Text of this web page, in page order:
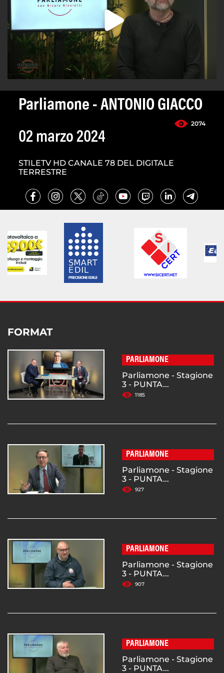
Parliamone - ANTONIO GIACCO
2074
02 marzo 2024
STILETV HD CANALE 78 DEL DIGITALE
TERRESTRE
FORMAT
PARLIAMONE
Parliamone - Stagione
3 - PUNTA...
1185
PARLIAMONE
Parliamone - Stagione
3 - PUNTA...
927
PARLIAMONE
Parliamone - Stagione
3 - PUNTA...
907
PARLIAMONE
Parliamone - Stagione
3 - PUNTA...